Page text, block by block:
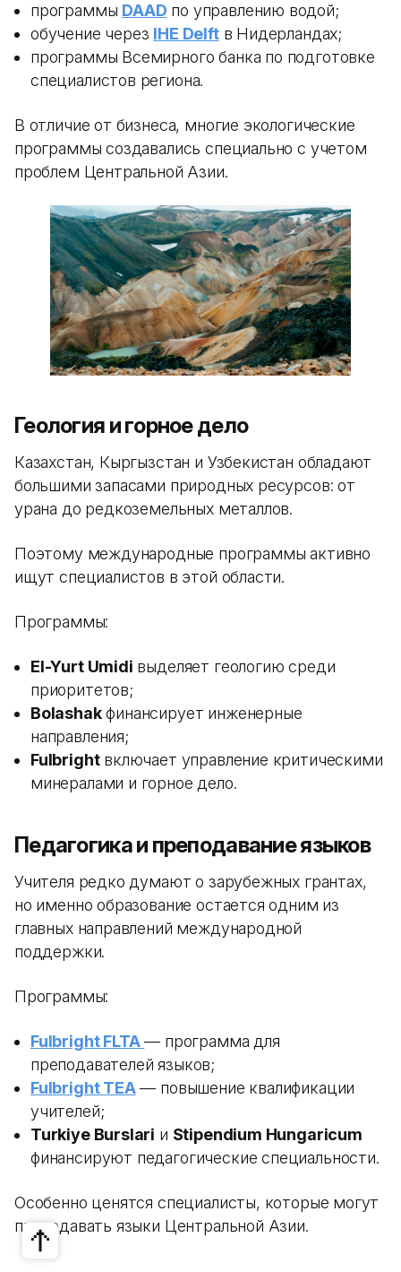
программы DAAD по управлению водой;
обучение через IHE Delftв Нидерландах;
программы Всемирного банка по подготовке
специалистов региона.
В отличие от бизнеса, многие экологические
программы создавались специально с учетом
проблем Центральной Азии.
Геология и горное дело
Казахстан, Кыргызстан и Узбекистан обладают
большими запасами природных ресурсов: от
урана до редкоземельных металлов.
Поэтому международные программы активно
ищут специалистов в этой области.
Программы:
El-Yurt Umidi выделяет геологию среди
приоритетов;
Bolashakфинансирует инженерные
направления;
Fulbrightвключает управление критическими
минералами и горное дело.
Педагогика и преподавание языков
Учителя редко думают о зарубежных грантах,
но именно образование остается одним из
главных направлений международной
поддержки.
Программы:
Fulbright FLTA — программа для
преподавателей языков;
Fulbright TEA— повышение квалификации
учителей;
Turkiye Burslari и Stipendium Hungaricum
финансируют педагогические специальности.
Особенно ценятся специалисты, которые могут
преподавать языки Центральной Азии.